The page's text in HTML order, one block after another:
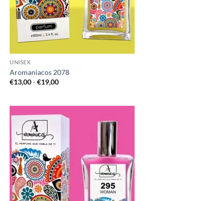
UNISEX
Aromaniacos 2078
€13,00-€19,00Rango
hasta